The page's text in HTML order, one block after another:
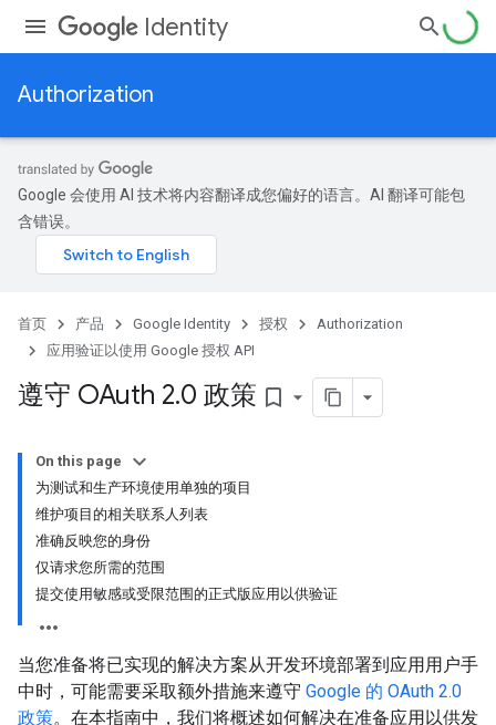
Identity
Authorization
Google 会使用 AI 技术将内容翻译成您偏好的语言。AI 翻译可能包
含错误。
首页 产品 Google Identity 授权
Authorization
应用验证以使用 Google 授权 API
遵守 OAuth 2.0 政策 bookmark_border
On this page
为测试和生产环境使用单独的项目
维护项目的相关联系人列表
准确反映您的身份
仅请求您所需的范围
提交使用敏感或受限范围的正式版应用以供验证
当您准备将已实现的解决方案从开发环境部署到应用用户手
中时，可能需要采取额外措施来遵守 Google 的 OAuth 2.0
政策。在本指南中，我们将概述如何解决在准备应用以供发